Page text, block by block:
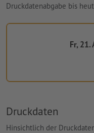
Druckdatenabgabe bis
Fr, 21.
Druckdaten
Hinsichtlich der